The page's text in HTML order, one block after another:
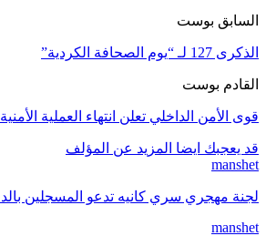
السابق بوست
الذكرى 127 لـ “يوم الصحافة الكردية”
القادم بوست
قوى الأمن الداخلي تعلن انتهاء العملية
قد يعجبك ايضا المزيد عن المؤلف
manshet
لجنة مهجري سري كانيه تدعو المسجلين
manshet